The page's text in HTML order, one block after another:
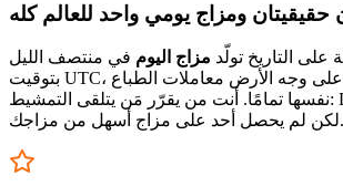
حقيقيتان ومزاج يومي واحد للعالم كله
على التاريخ تولّد مزاج اليوم في منتصف الليل
بتوقيت UTC، فيواجه كل لاعب على وجه الأرض معاملات الطباع
نفسها تمامًا. أنت من يقرّر مَن يتلقى التمشيط: Daxi أم Mochi —
لكن لم يحصل أحد على مزاج أسهل من مزاجك.